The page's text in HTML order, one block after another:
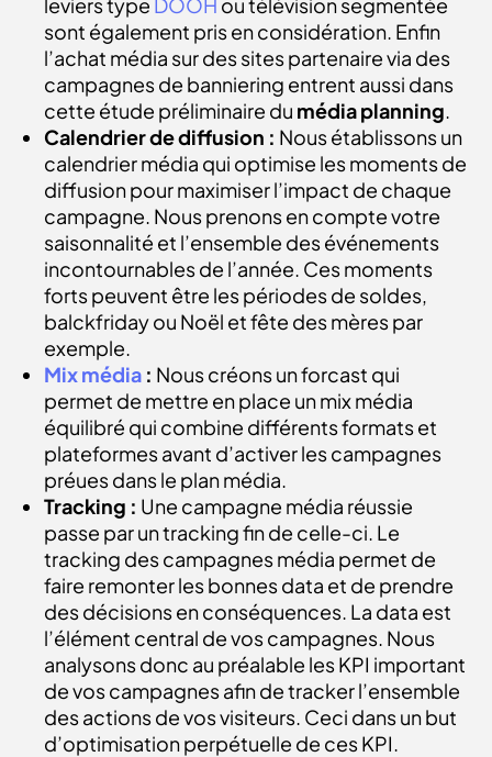
sont également pris en considération. Enfin
l’achat média sur des sites partenaire via des
campagnes de banniering entrent aussi dans
cette étude préliminaire du média planning.
Calendrier de diffusion : Nous établissons un
calendrier média qui optimise les moments de
diffusion pour maximiser l’impact de chaque
campagne. Nous prenons en compte votre
saisonnalité et l’ensemble des événements
incontournables de l’année. Ces moments
forts peuvent être les périodes de soldes,
balckfriday ou Noël et fête des mères par
exemple.
Mix média : Nous créons un forcast qui
permet de mettre en place un mix média
équilibré qui combine différents formats et
plateformes avant d’activer les campagnes
préues dans le plan média.
Tracking : Une campagne média réussie
passe par un tracking fin de celle-ci. Le
tracking des campagnes média permet de
faire remonter les bonnes data et de prendre
des décisions en conséquences. La data est
l’élément central de vos campagnes. Nous
analysons donc au préalable les KPI important
de vos campagnes afin de tracker l’ensemble
des actions de vos visiteurs. Ceci dans un but
d’optimisation perpétuelle de ces KPI.